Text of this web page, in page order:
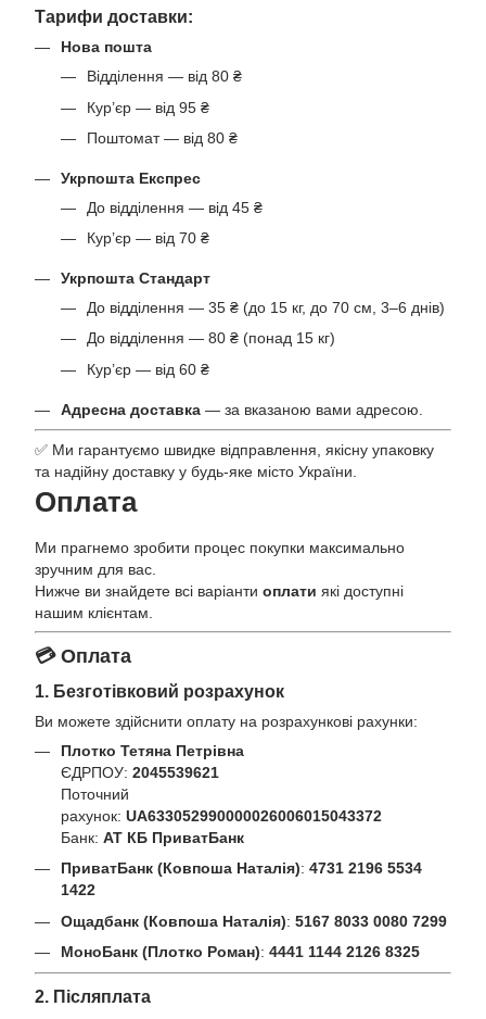
Тарифи доставки:
Нова пошта
Відділення — від 80 ₴
Кур’єр — від 95 ₴
Поштомат — від 80 ₴
Укрпошта Експрес
До відділення — від 45 ₴
Кур’єр — від 70 ₴
Укрпошта Стандарт
До відділення — 35 ₴ (до 15 кг, до 70 см, 3–6 днів)
До відділення — 80 ₴ (понад 15 кг)
Кур’єр — від 60 ₴
Адресна доставка — за вказаною вами адресою.
✅ Ми гарантуємо швидке відправлення, якісну упаковку
та надійну доставку у будь-яке місто України.
Оплата
Ми прагнемо зробити процес покупки максимально
зручним для вас.
Нижче ви знайдете всі варіанти оплати які доступні
нашим клієнтам.
💳 Оплата
1. Безготівковий розрахунок
Ви можете здійснити оплату на розрахункові рахунки:
Плотко Тетяна Петрівна
ЄДРПОУ: 2045539621
Поточний
рахунок: UA633052990000026006015043372
Банк: АТ КБ ПриватБанк
ПриватБанк (Ковпоша Наталія): 4731 2196 5534
1422
Ощадбанк (Ковпоша Наталія): 5167 8033 0080 7299
МоноБанк (Плотко Роман): 4441 1144 2126 8325
2. Післяплата